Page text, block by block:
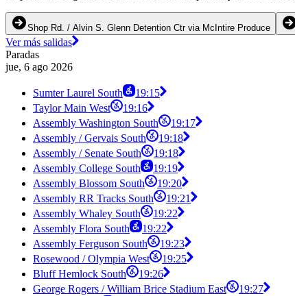
Shop Rd. / Alvin S. Glenn Detention Ctr via McIntire Produce
Ver más salidas
Paradas
jue, 6 ago 2026
Sumter Laurel South
19:15
Taylor Main West
19:16
Assembly Washington South
19:17
Assembly / Gervais South
19:18
Assembly / Senate South
19:18
Assembly College South
19:19
Assembly Blossom South
19:20
Assembly RR Tracks South
19:21
Assembly Whaley South
19:22
Assembly Flora South
19:22
Assembly Ferguson South
19:23
Rosewood / Olympia West
19:25
Bluff Hemlock South
19:26
George Rogers / William Brice Stadium East
19:27